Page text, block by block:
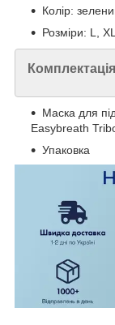
Колір:
Розміри: L, ХL
Маска для
Easybreath
Упаковка